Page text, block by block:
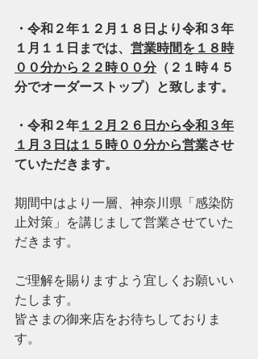
・令和２年１２月１８日より令和３年
１月１１日までは、 営業時間を１８時
００分から２２時００分（２１時４５
分でオーダーストップ）と致します。
・令和２年１２月２６日から令和３年
１月３日は１５時００分から営業させ
ていただきます。
期間中はより一層、神奈川県「感染防
止対策」を講じまして営業させていた
だきます。
ご理解を賜りますよう宜しくお願いい
たします。
皆さまの御来店をお待ちしておりま
す。